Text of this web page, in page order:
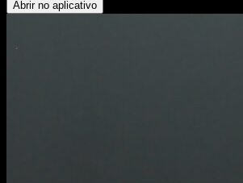
Abrir no aplicativo